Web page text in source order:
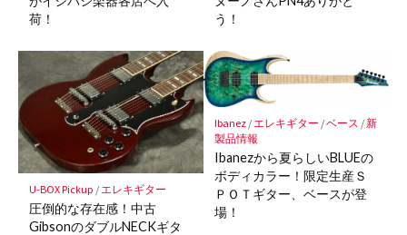
荷！
う！
U-BOX Pickup / エレキギター
圧倒的な存在感！中古
GibsonのダブルNECKギタ
Ibanez/ エレキギター /ベース /新
製品情報
Ibanezから夏らしいBLUEの
ボディカラー！限定生産Ｓ
ＰＯＴギター、ベースが登
場！